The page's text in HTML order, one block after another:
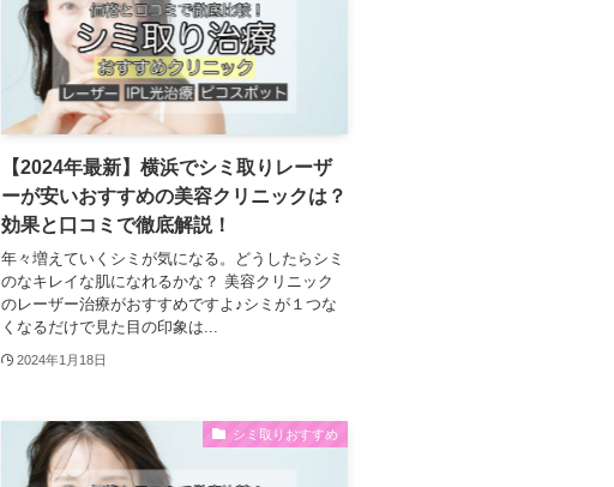
【2024年最新】横浜でシミ取りレーザ
ーが安いおすすめの美容クリニックは？
効果と口コミで徹底解説！
年々増えていくシミが気になる。どうしたらシミ
のなキレイな肌になれるかな？ 美容クリニック
のレーザー治療がおすすめですよ♪シミが１つな
くなるだけで見た目の印象は...
2024年1月18日
シミ取りおすすめ